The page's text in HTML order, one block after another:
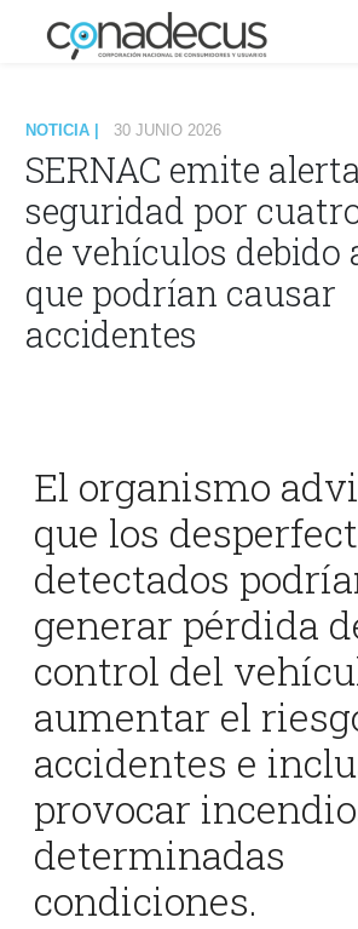
NOTICIA | 30 JUNIO 2026
SERNAC emite
seguridad por
de vehículos debido
que podrían causar
accidentes
El organismo
que los
detectados
generar pérdida
control del
aumentar el
accidentes e
provocar
determinadas
condiciones.